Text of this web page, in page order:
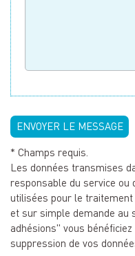
ENVOYER LE MESSAGE
* Champs requis.
Les données transmises
responsable du service ou
utilisées pour le
et sur simple demande au
adhésions" vous
suppression de vos